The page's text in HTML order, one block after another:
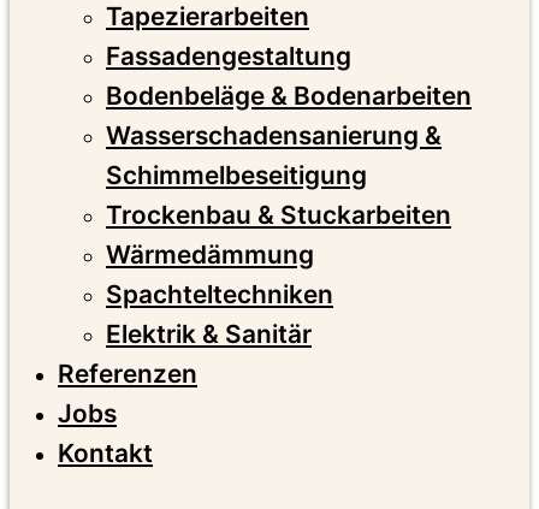
Tapezierarbeiten
Fassadengestaltung
Bodenbeläge & Bodenarbeiten
Wasserschadensanierung &
Schimmelbeseitigung
Trockenbau & Stuckarbeiten
Wärmedämmung
Spachteltechniken
Elektrik & Sanitär
Referenzen
Jobs
Kontakt